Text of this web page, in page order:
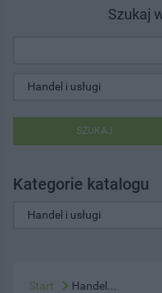
Szukaj
SZUKAJ
Kategorie katalogu
Start Handel...